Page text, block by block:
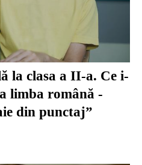
la clasa a II-a. Ce i-
limba română -
din punctaj”